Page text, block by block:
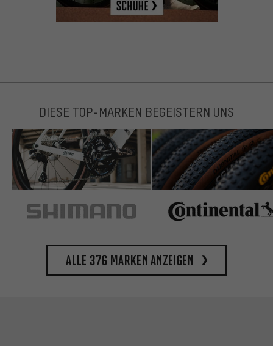
DIESE TOP-MARKEN BEGEISTERN UNS
Alle 376 Marken anzeigen